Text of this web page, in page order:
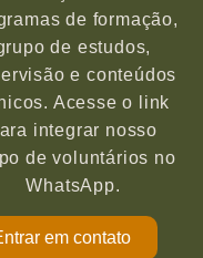
de formação,
de estudos,
e conteúdos
Acesse o link
integrar nosso
de voluntários no
WhatsApp.
em contato